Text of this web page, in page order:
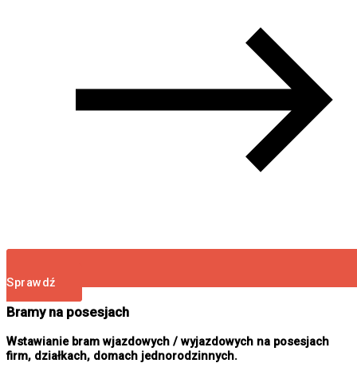
Sprawdź
Bramy na posesjach
Wstawianie bram wjazdowych / wyjazdowych na posesjach
firm, działkach, domach jednorodzinnych.